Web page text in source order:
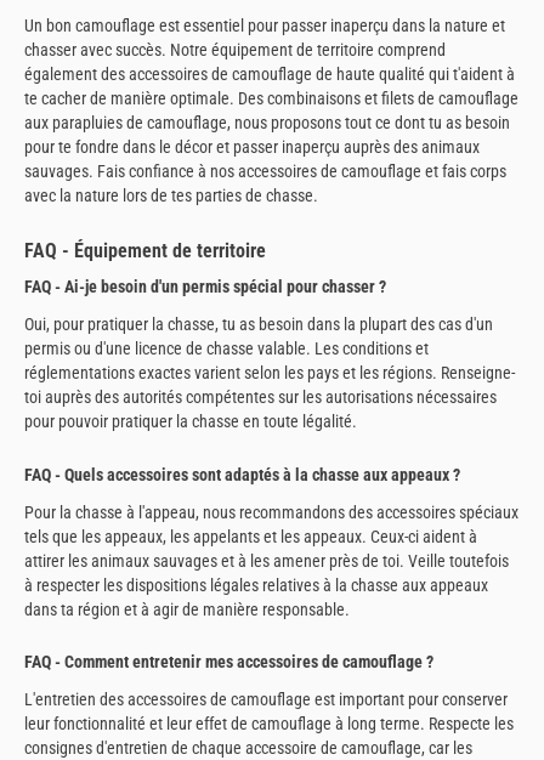
Un bon camouflage est essentiel pour passer inaperçu dans la nature et
chasser avec succès. Notre équipement de territoire comprend
également des accessoires de camouflage de haute qualité qui t'aident à
te cacher de manière optimale. Des combinaisons et filets de camouflage
aux parapluies de camouflage, nous proposons tout ce dont tu as besoin
pour te fondre dans le décor et passer inaperçu auprès des animaux
sauvages. Fais confiance à nos accessoires de camouflage et fais corps
avec la nature lors de tes parties de chasse.
FAQ - Équipement de territoire
FAQ - Ai-je besoin d'un permis spécial pour chasser ?
Oui, pour pratiquer la chasse, tu as besoin dans la plupart des cas d'un
permis ou d'une licence de chasse valable. Les conditions et
réglementations exactes varient selon les pays et les régions. Renseigne-
toi auprès des autorités compétentes sur les autorisations nécessaires
pour pouvoir pratiquer la chasse en toute légalité.
FAQ - Quels accessoires sont adaptés à la chasse aux appeaux ?
Pour la chasse à l'appeau, nous recommandons des accessoires spéciaux
tels que les appeaux, les appelants et les appeaux. Ceux-ci aident à
attirer les animaux sauvages et à les amener près de toi. Veille toutefois
à respecter les dispositions légales relatives à la chasse aux appeaux
dans ta région et à agir de manière responsable.
FAQ - Comment entretenir mes accessoires de camouflage ?
L'entretien des accessoires de camouflage est important pour conserver
leur fonctionnalité et leur effet de camouflage à long terme. Respecte les
consignes d'entretien de chaque accessoire de camouflage, car les